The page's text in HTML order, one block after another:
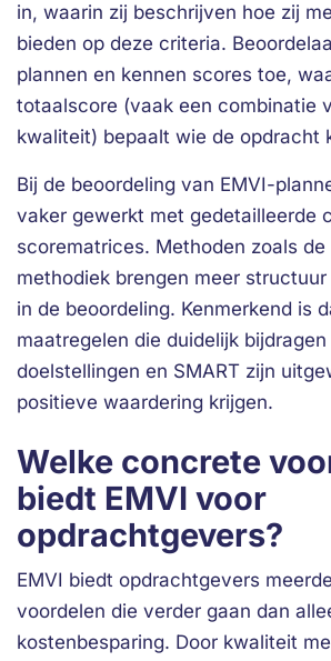
in, waarin zij beschrijven hoe zij
bieden op deze criteria.
plannen en kennen scores toe,
totaalscore (vaak een combinatie
kwaliteit) bepaalt wie de opdracht
Bij de beoordeling van EMVI-
vaker gewerkt met gedetailleerde
scorematrices. Methoden zoals de
methodiek brengen meer
in de beoordeling. Kenmerkend is
maatregelen die duidelijk bijdragen
doelstellingen en SMART zijn
positieve waardering krijgen.
Welke concrete
biedt EMVI voor
opdrachtgevers?
EMVI biedt opdrachtgevers
voordelen die verder gaan dan
kostenbesparing. Door kwaliteit